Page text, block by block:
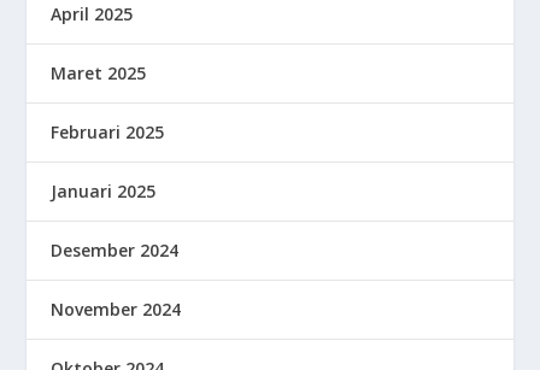
April 2025
Maret 2025
Februari 2025
Januari 2025
Desember 2024
November 2024